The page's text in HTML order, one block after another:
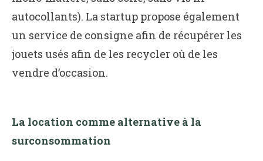
autocollants). La startup propose également
un service de consigne afin de récupérer les
jouets usés afin de les recycler où de les
vendre d’occasion.
La location comme alternative à la
surconsommation